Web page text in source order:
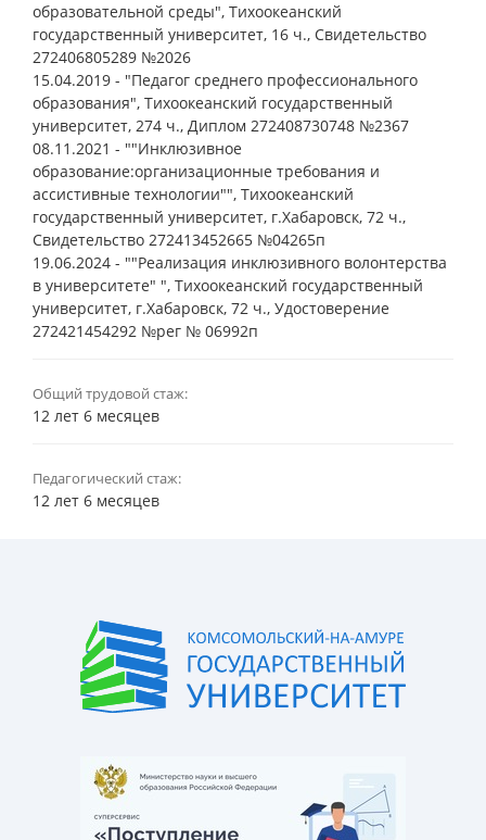
образовательной среды", Тихоокеанский
государственный университет, 16 ч., Свидетельство
272406805289 №2026
15.04.2019 - "Педагог среднего профессионального
образования", Тихоокеанский государственный
университет, 274 ч., Диплом 272408730748 №2367
08.11.2021 - ""Инклюзивное
образование:организационные требования и
ассистивные технологии"", Тихоокеанский
государственный университет, г.Хабаровск, 72 ч.,
Свидетельство 272413452665 №04265п
19.06.2024 - ""Реализация инклюзивного волонтерства
в университете" ", Тихоокеанский государственный
университет, г.Хабаровск, 72 ч., Удостоверение
272421454292 №рег № 06992п
Общий трудовой стаж:
12 лет 6 месяцев
Педагогический стаж:
12 лет 6 месяцев